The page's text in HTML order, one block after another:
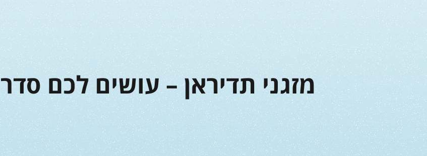
מזגני תדיראן – עושים לכם סדר